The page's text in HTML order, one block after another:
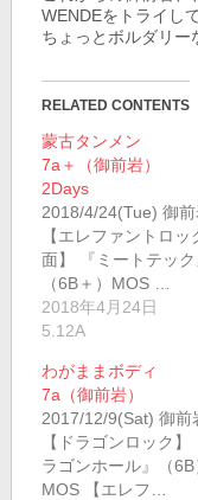
WENDEをトライし
ちょっとボルダリー
RELATED CONTENTS
蒙古タンメン
7a＋（御前岩）
2Days
2018/4/24(Tue) 御
【エレファントロッ
面】 『ミートテック
（6B＋）MOS …
2018年4月24日
5.12A
わがままボディ
7a（御前岩）
2017/12/9(Sat) 御前
【ドラゴンロック】
ラゴンホール』（6B
MOS 【エレフ…